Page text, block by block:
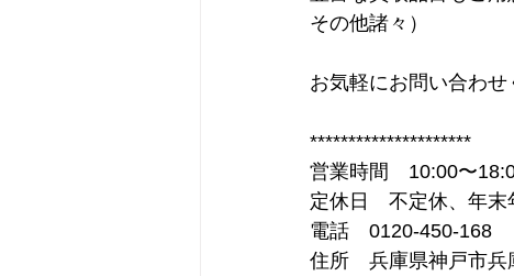
その他諸々）
お気軽にお問い合わせ
*********************
営業時間　10:00〜
定休日　不定休、年末
電話　0120-450-168
住所　兵庫県神戸市